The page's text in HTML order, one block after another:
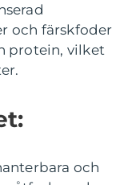
och färskfoder
protein, vilket
och